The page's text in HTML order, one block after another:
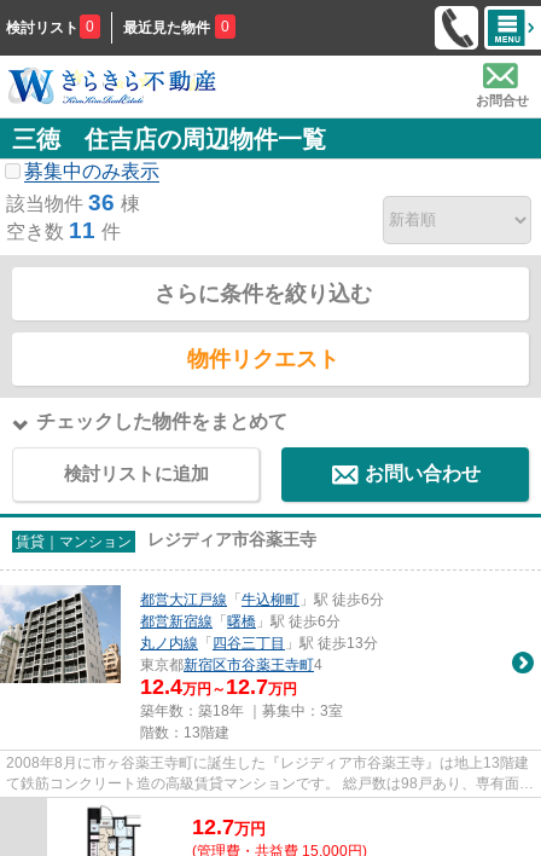
検討リスト 0 最近見た物件 0
お問合せ
三徳 住吉店の周辺物件一覧
募集中のみ表示
該当物件 36 棟
空き数 11 件
さらに条件を絞り込む
物件リクエスト
チェックした物件をまとめて
検討リストに追加 お問い合わせ
賃貸｜マンション レジディア市谷薬王寺
都営大江戸線 「 牛込柳町 」駅 徒歩6分
都営新宿線 「 曙橋 」駅 徒歩6分
丸ノ内線 「 四谷三丁目 」駅 徒歩13分
東京都新宿区市谷薬王寺町4
12.4万円～ 12.7万円
築年数：築18年 ｜募集中： 3室
階数：13階建
2008年8月に市ヶ谷薬王寺町に誕生した『レジディア市谷薬王寺』は地上13階建
て鉄筋コンクリート造の高級賃貸マンションです。 総戸数は98戸あり、専有面積
は18.00㎡～39.95㎡、間取り...
12.7万円
(管理費・共益費 15,000円)